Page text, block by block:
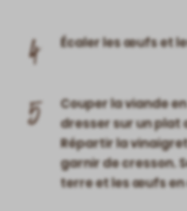
4 Écaler les œufs et
5
Couper la viande
dresser sur un plat
Répartir la
garnir de cresson.
terre et les œufs